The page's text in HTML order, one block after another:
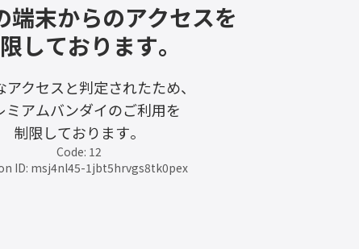
端末からのアクセスを
しております。
アクセスと判定されたため、
ミアムバンダイのご利用を
制限しております。
Code: 12
ID: msj4nl45-1jbt5hrvgs8tk0pex